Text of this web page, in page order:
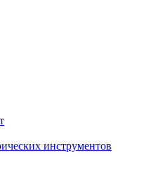
инструментов